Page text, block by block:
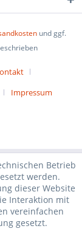
und ggf.
Impressum
Betrieb
werden.
dieser Website
Interaktion mit
vereinfachen
gesetzt.